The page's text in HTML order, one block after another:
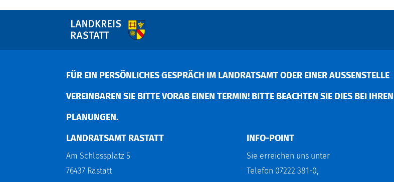
FÜR EIN PERSÖNLICHES GESPRÄCH IM LANDRATSAMT ODER EINER AUSSENSTELLE V
EREINBAREN SIE BITTE VORAB EINEN TERMIN! BITTE BEACHTEN SIE DIES BEI IHREN P
LANUNGEN.
LANDRATSAMT RASTATT
Am Schlossplatz 5
76437 Rastatt
INFO-POINT
Sie erreichen uns unter
Telefon 07222 381-0,